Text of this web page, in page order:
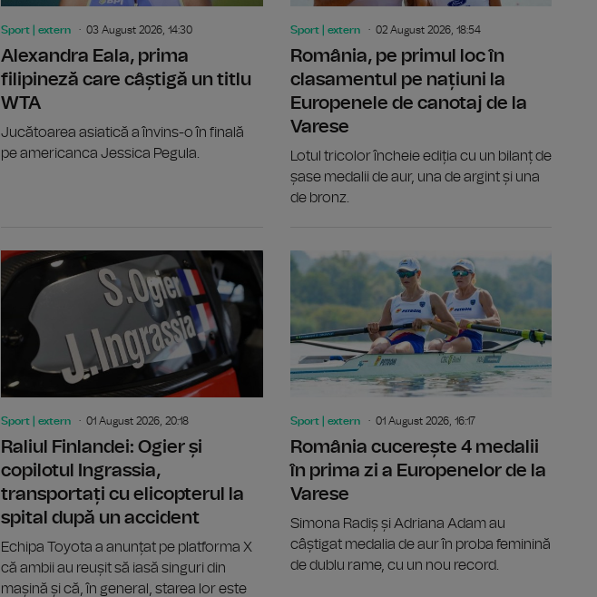
Sport | extern 03 August 2026, 14:30
Alexandra Eala, prima
filipineză care câștigă un titlu
WTA
Jucătoarea asiatică a învins-o în finală
pe americanca Jessica Pegula.
Sport | extern 02 August 2026, 18:54
România, pe primul loc în
clasamentul pe națiuni la
Europenele de canotaj de la
Varese
Lotul tricolor încheie ediția cu un bilanț de
șase medalii de aur, una de argint și una
de bronz.
Sport | extern 01 August 2026, 20:18
Raliul Finlandei: Ogier și
copilotul Ingrassia,
transportați cu elicopterul la
spital după un accident
Echipa Toyota a anunțat pe platforma X
că ambii au reușit să iasă singuri din
mașină și că, în general, starea lor este
Sport | extern 01 August 2026, 16:17
România cucerește 4 medalii
în prima zi a Europenelor de la
Varese
Simona Radiș și Adriana Adam au
câștigat medalia de aur în proba feminină
de dublu rame, cu un nou record.